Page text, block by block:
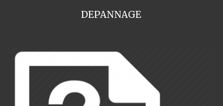
DEPANNAGE